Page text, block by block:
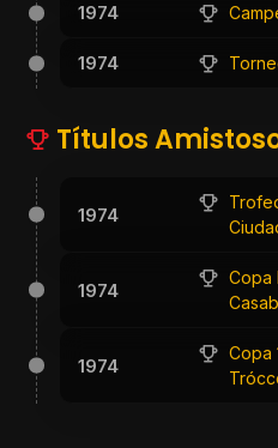
1974
1974
Títulos
1974
1974
Copa
1974
Copa